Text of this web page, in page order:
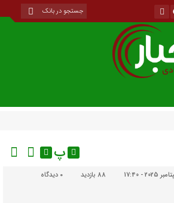
پ
88 بازدید دیدگاه